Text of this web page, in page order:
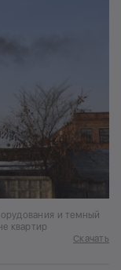
и темный
квартир
Скачать